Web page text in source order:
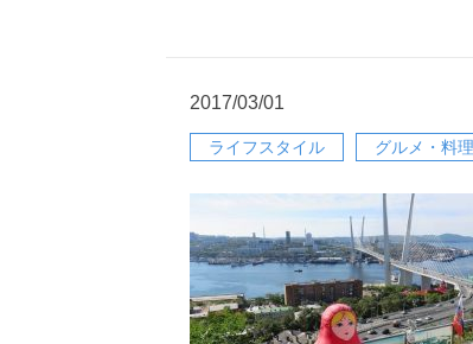
2017/03/01
ライフスタイル グルメ・料